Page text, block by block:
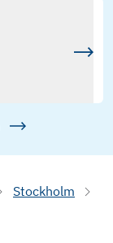
Stockholm